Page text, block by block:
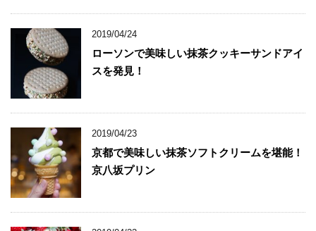
2019/04/24
ローソンで美味しい抹茶クッキーサンドアイ
スを発見！
2019/04/23
京都で美味しい抹茶ソフトクリームを堪能！
京八坂プリン